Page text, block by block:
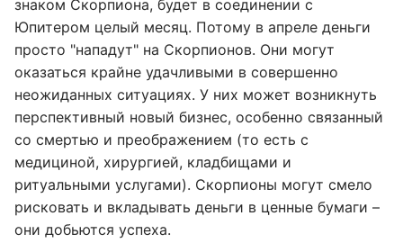
знаком Скорпиона, будет в соединении с
Юпитером целый месяц. Потому в апреле деньги
просто "нападут" на Скорпионов. Они могут
оказаться крайне удачливыми в совершенно
неожиданных ситуациях. У них может возникнуть
перспективный новый бизнес, особенно связанный
со смертью и преображением (то есть с
медициной, хирургией, кладбищами и
ритуальными услугами). Скорпионы могут смело
рисковать и вкладывать деньги в ценные бумаги –
они добьются успеха.